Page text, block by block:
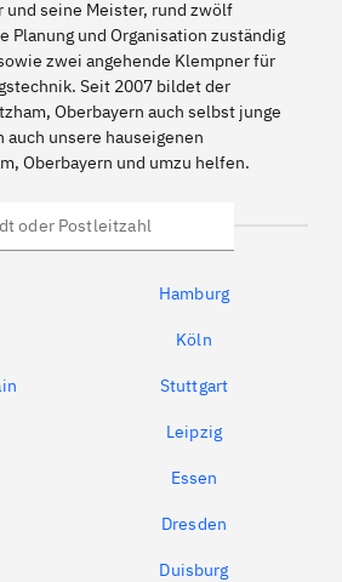
und seine Meister, rund zwölf
Planung und Organisation zuständig
zwei angehende Klempner für
Seit 2007 bildet der
Oberbayern auch selbst junge
auch unsere hauseigenen
Oberbayern und umzu helfen.
Hamburg
Köln
Stuttgart
Leipzig
Essen
Dresden
Duisburg